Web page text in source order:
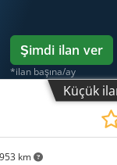
Şimdi ilan ver
*ilan başına/ay
Küçük
km